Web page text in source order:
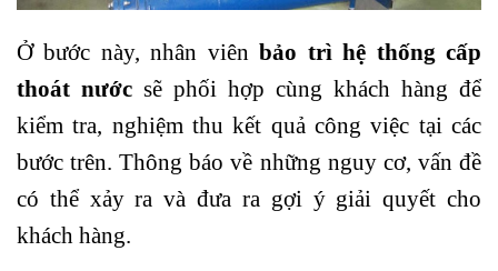
Ở bước này, nhân viênbảo trì hệ thống cấp
thoát nước sẽ phối hợp cùng khách hàng để
kiểm tra, nghiệm thu kết quả công việc tại các
bước trên. Thông báo về những nguy cơ, vấn đề
có thể xảy ra và đưa ra gợi ý giải quyết cho
khách hàng.